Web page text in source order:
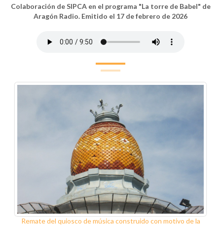
Colaboración de SIPCA en el programa "La torre de Babel" de
Aragón Radio. Emitido el 17 de febrero de 2026
Remate del quiosco de música construido con motivo de la